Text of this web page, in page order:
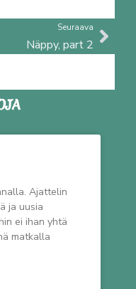
Seuraava
Näppy, part 2
Ajattelin
ja uusia
ei ihan yhtä
matkalla